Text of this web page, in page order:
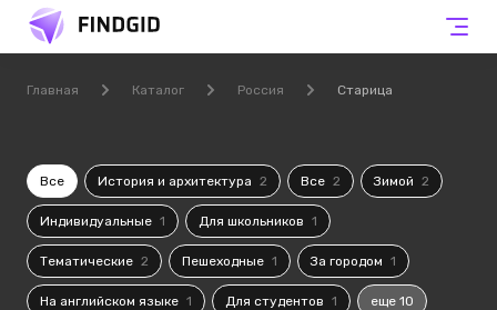
Главная Каталог Россия Старица
Все История и архитектура 2 Все 2 Зимой 2
Индивидуальные 1 Для школьников 1
Тематические 2 Пешеходные 1 За городом 1
На английском языке 1 Для студентов 1 еще 10